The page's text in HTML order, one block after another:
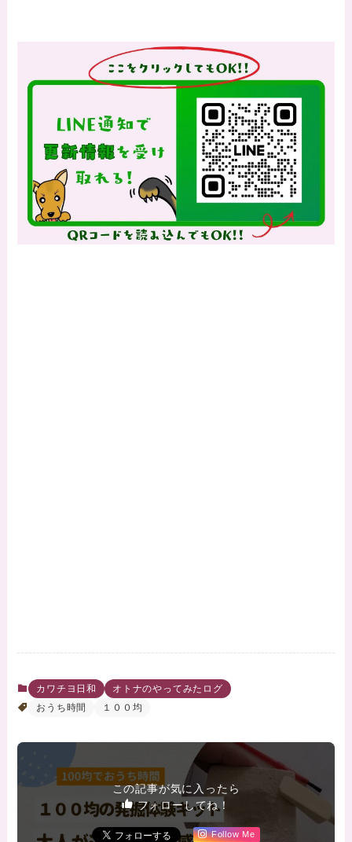
カワチヨ日和
オトナのやってみたログ
おうち時間
１００均
この記事が気に入ったら
フォローしてね！
Follow Me